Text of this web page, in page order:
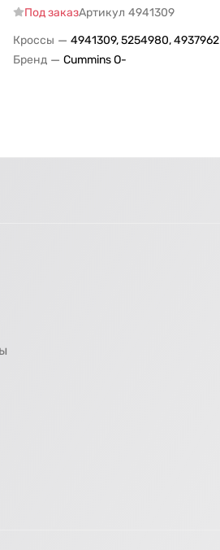
Под заказАртикул 4941309
Кроссы — 4941309, 5254980, 4937962
Бренд — Cummins O-